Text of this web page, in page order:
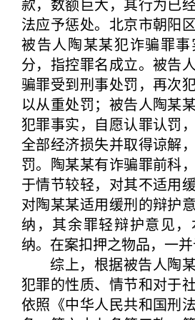
法应予惩处。北京市朝阳
被告人陶某某犯诈骗罪
分，指控罪名成立。被告
骗罪受到刑事处罚，再次
以从重处罚；被告人陶某
犯罪事实，自愿认罪认罚
全部经济损失并取得谅解
罚。陶某某有诈骗罪前科
于情节较轻，对其不适用
对陶某某适用缓刑的辩护
纳，其余罪轻辩护意见
纳。在案扣押之物品，一并
综上，根据被告人陶某
犯罪的性质、情节和对于
依照《中华人民共和国刑